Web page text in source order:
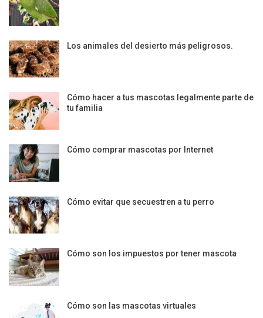
Los animales del desierto más peligrosos.
Cómo hacer a tus mascotas legalmente parte de
tu familia
Cómo comprar mascotas por Internet
Cómo evitar que secuestren a tu perro
Cómo son los impuestos por tener mascota
Cómo son las mascotas virtuales